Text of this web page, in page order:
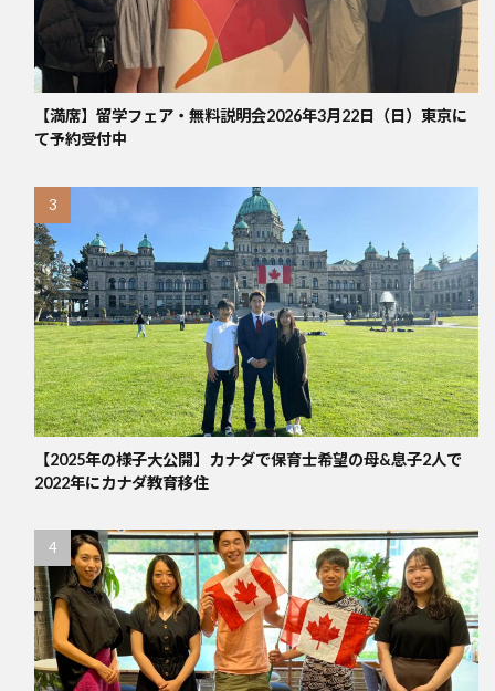
【満席】留学フェア・無料説明会2026年3月22日（日）東京に
て予約受付中
【2025年の様子大公開】カナダで保育士希望の母&息子2人で
2022年にカナダ教育移住